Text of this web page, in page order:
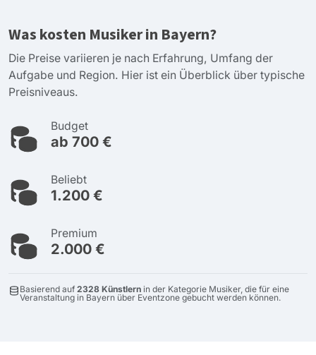
Was kosten Musiker in Bayern?
Die Preise variieren je nach Erfahrung, Umfang der
Aufgabe und Region. Hier ist ein Überblick über typische
Preisniveaus.
Budget
ab 700 €
Beliebt
1.200 €
Premium
2.000 €
Basierend auf 2328 Künstlern in der Kategorie Musiker, die für eine
Veranstaltung in Bayern über Eventzone gebucht werden können.